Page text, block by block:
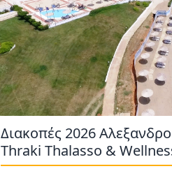
Διακοπές 2026
Thraki Thalasso &